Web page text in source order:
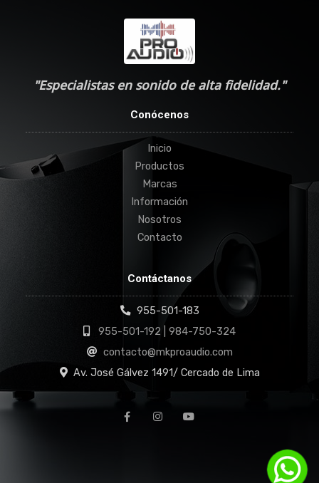
"Especialistas en sonido de alta fidelidad."
Conócenos
Inicio
Productos
Marcas
Información
Nosotros
Contacto
Contáctanos
955-501-183
955-501-192 | 984-750-324
contacto@mkproaudio.com
Av. José Gálvez 1491/ Cercado de Lima